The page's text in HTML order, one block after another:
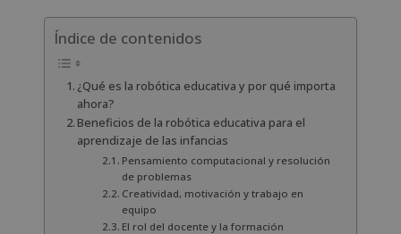
Índice de contenidos
¿Qué es la robótica educativa y por qué importa
ahora?
Beneficios de la robótica educativa para el
aprendizaje de las infancias
Pensamiento computacional y resolución
de problemas
Creatividad, motivación y trabajo en
equipo
El rol del docente y la formación